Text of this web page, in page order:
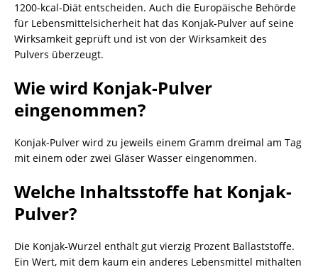
1200-kcal-Diät entscheiden. Auch die Europäische Behörde
für Lebensmittelsicherheit hat das Konjak-Pulver auf seine
Wirksamkeit geprüft und ist von der Wirksamkeit des
Pulvers überzeugt.
Wie wird Konjak-Pulver
eingenommen?
Konjak-Pulver wird zu jeweils einem Gramm dreimal am Tag
mit einem oder zwei Gläser Wasser eingenommen.
Welche Inhaltsstoffe hat Konjak-
Pulver?
Die Konjak-Wurzel enthält gut vierzig Prozent Ballaststoffe.
Ein Wert, mit dem kaum ein anderes Lebensmittel mithalten